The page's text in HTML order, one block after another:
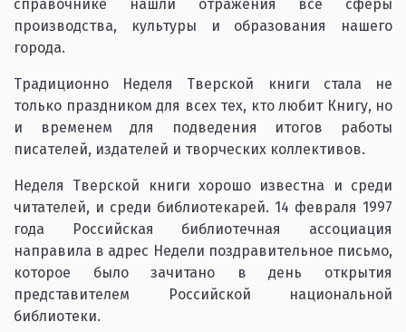
справочнике нашли отражения все сферы
производства, культуры и образования нашего
города.
Традиционно Неделя Тверской книги стала не
только праздником для всех тех, кто любит Книгу, но
и временем для подведения итогов работы
писателей, издателей и творческих коллективов.
Неделя Тверской книги хорошо известна и среди
читателей, и среди библиотекарей. 14 февраля 1997
года Российская библиотечная ассоциация
направила в адрес Недели поздравительное письмо,
которое было зачитано в день открытия
представителем Российской национальной
библиотеки.